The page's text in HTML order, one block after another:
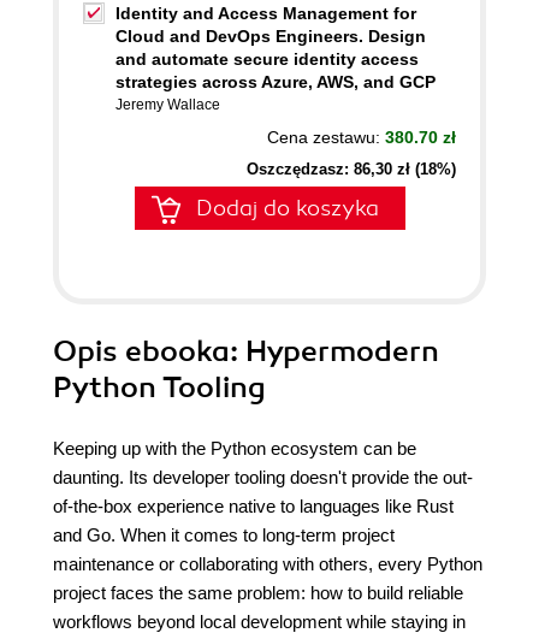
Identity and Access Management for
Cloud and DevOps Engineers. Design
and automate secure identity access
strategies across Azure, AWS, and GCP
Jeremy Wallace
Cena zestawu: 380.70 zł
Oszczędzasz: 86,30 zł (18%)
Dodaj do koszyka
Opis ebooka: Hypermodern
Python Tooling
Keeping up with the Python ecosystem can be
daunting. Its developer tooling doesn't provide the out-
of-the-box experience native to languages like Rust
and Go. When it comes to long-term project
maintenance or collaborating with others, every Python
project faces the same problem: how to build reliable
workflows beyond local development while staying in